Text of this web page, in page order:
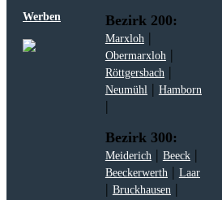
Werben
Bezirk 200:
Marxloh|
Obermarxloh|
Röttgersbach|
Neumühl| Hamborn
|
Bezirk 300:
Meiderich| Beeck|
Beeckerwerth| Laar
| Bruckhausen|